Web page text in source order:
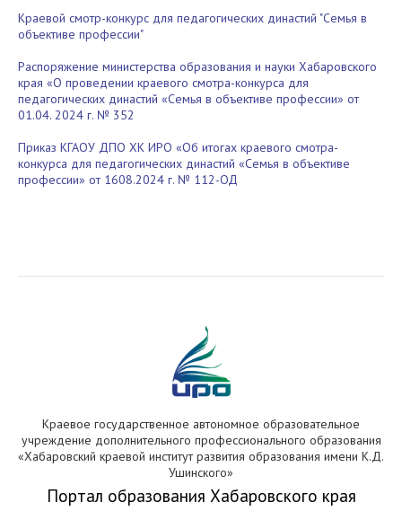
Краевой смотр-конкурс для педагогических династий "Семья в
объективе профессии"
Распоряжение министерства образования и науки Хабаровского
края «О проведении краевого смотра-конкурса для
педагогических династий «Семья в объективе профессии» от
01.04. 2024 г. № 352
Приказ КГАОУ ДПО ХК ИРО «Об итогах краевого смотра-
конкурса для педагогических династий «Семья в объективе
профессии» от 1608.2024 г. № 112-ОД
Краевое государственное автономное образовательное
учреждение дополнительного профессионального образования
«Хабаровский краевой институт развития образования имени К.Д.
Ушинского»
Портал образования Хабаровского края